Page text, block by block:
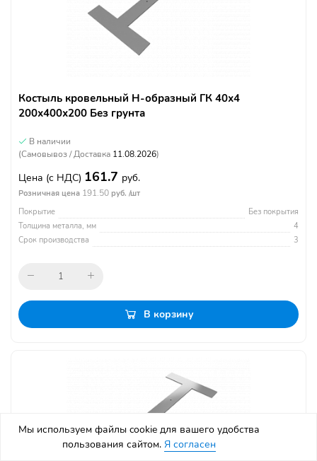
Костыль кровельный Н-образный ГК 40х4
200х400х200 Без грунта
В наличии
(Самовывоз / Доставка 11.08.2026)
Цена (с НДС) 161.7 руб.
Розничная цена 191.50 руб. /шт
Покрытие
Без покрытия
Толщина металла, мм
4
Срок производства
3
В корзину
Мы используем файлы cookie для вашего удобства
пользования сайтом. Я согласен